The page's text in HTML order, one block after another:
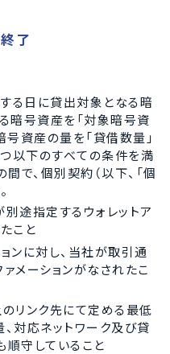
了
る日に貸出対象となる暗
暗号資産を「対象暗号資
号資産の量を「貸借数量」
つ以下のすべての条件を満
で、個別契約（以下、「個
途指定するウォレットア
こと
ンに対し、当社が取引通
メーションがなされたこ
リンク先にて定める最低
対応ネットワーク及び貸
守していること